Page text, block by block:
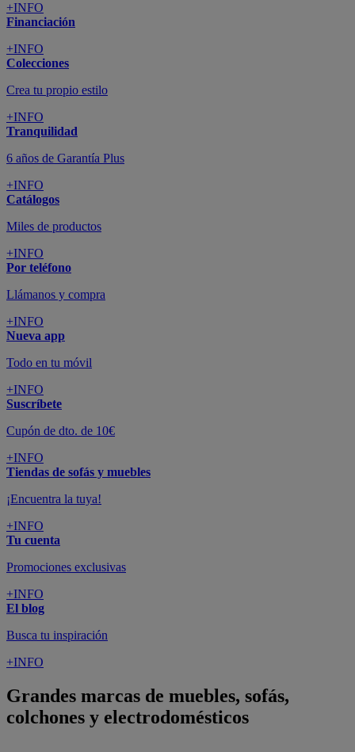
+INFO
Financiación
+INFO
Colecciones
Crea tu propio estilo
+INFO
Tranquilidad
6 años de Garantía Plus
+INFO
Catálogos
Miles de productos
+INFO
Por teléfono
Llámanos y compra
+INFO
Nueva app
Todo en tu móvil
+INFO
Suscríbete
Cupón de dto. de 10€
+INFO
Tiendas de sofás y muebles
¡Encuentra la tuya!
+INFO
Tu cuenta
Promociones exclusivas
+INFO
El blog
Busca tu inspiración
+INFO
Grandes marcas de muebles, sofás,
colchones y electrodomésticos